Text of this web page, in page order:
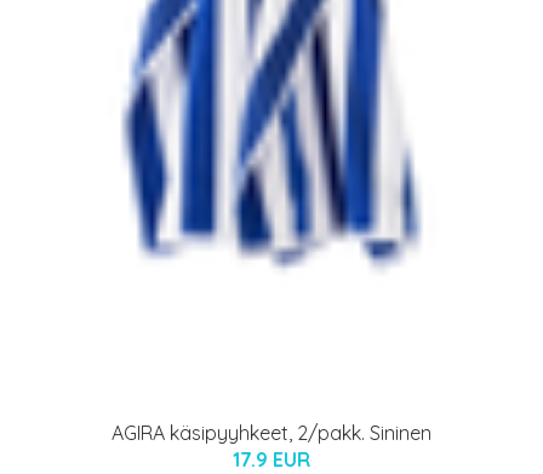
AGIRA käsipyyhkeet, 2/pakk. Sininen
17.9 EUR